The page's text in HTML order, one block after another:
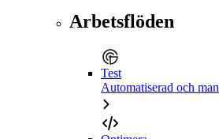
Arbetsflöden
Test
Automatiserad och